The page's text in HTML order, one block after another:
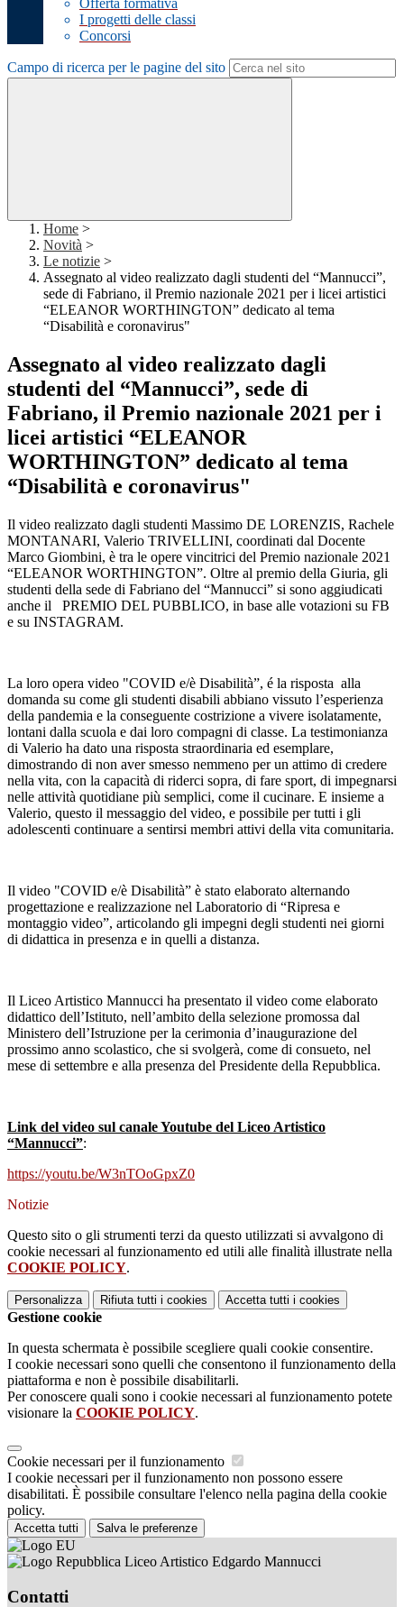
Offerta formativa
I progetti delle classi
Concorsi
Campo di ricerca per le pagine del sito
Home >
Novità >
Le notizie >
Assegnato al video realizzato dagli studenti del “Mannucci”,
sede di Fabriano, il Premio nazionale 2021 per i licei artistici
“ELEANOR WORTHINGTON” dedicato al tema
“Disabilità e coronavirus"
Assegnato al video realizzato dagli
studenti del “Mannucci”, sede di
Fabriano, il Premio nazionale 2021 per i
licei artistici “ELEANOR
WORTHINGTON” dedicato al tema
“Disabilità e coronavirus"
Il video realizzato dagli studenti Massimo DE LORENZIS, Rachele
MONTANARI, Valerio TRIVELLINI, coordinati dal Docente
Marco Giombini, è tra le opere vincitrici del Premio nazionale 2021
“ELEANOR WORTHINGTON”. Oltre al premio della Giuria, gli
studenti della sede di Fabriano del “Mannucci” si sono aggiudicati
anche il PREMIO DEL PUBBLICO, in base alle votazioni su FB
e su INSTAGRAM.
La loro opera video "COVID e/è Disabilità”, é la risposta alla
domanda su come gli studenti disabili abbiano vissuto l’esperienza
della pandemia e la conseguente costrizione a vivere isolatamente,
lontani dalla scuola e dai loro compagni di classe. La testimonianza
di Valerio ha dato una risposta straordinaria ed esemplare,
dimostrando di non aver smesso nemmeno per un attimo di credere
nella vita, con la capacità di riderci sopra, di fare sport, di impegnarsi
nelle attività quotidiane più semplici, come il cucinare. E insieme a
Valerio, questo il messaggio del video, e possibile per tutti i gli
adolescenti continuare a sentirsi membri attivi della vita comunitaria.
Il video "COVID e/è Disabilità” è stato elaborato alternando
progettazione e realizzazione nel Laboratorio di “Ripresa e
montaggio video”, articolando gli impegni degli studenti nei giorni
di didattica in presenza e in quelli a distanza.
Il Liceo Artistico Mannucci ha presentato il video come elaborato
didattico dell’Istituto, nell’ambito della selezione promossa dal
Ministero dell’Istruzione per la cerimonia d’inaugurazione del
prossimo anno scolastico, che si svolgerà, come di consueto, nel
mese di settembre e alla presenza del Presidente della Repubblica.
Link del video sul canale Youtube del Liceo Artistico
“Mannucci”:
https://youtu.be/W3nTOoGpxZ0
Notizie
Questo sito o gli strumenti terzi da questo utilizzati si avvalgono di
cookie necessari al funzionamento ed utili alle finalità illustrate nella
COOKIE POLICY.
Personalizza Rifiuta tutti i cookies Accetta tutti i cookies
Gestione cookie
In questa schermata è possibile scegliere quali cookie consentire.
I cookie necessari sono quelli che consentono il funzionamento della
piattaforma e non è possibile disabilitarli.
Per conoscere quali sono i cookie necessari al funzionamento potete
visionare la COOKIE POLICY.
Cookie necessari per il funzionamento
I cookie necessari per il funzionamento non possono essere
disabilitati. È possibile consultare l'elenco nella pagina della cookie
policy.
Accetta tutti Salva le preferenze
Liceo Artistico Edgardo Mannucci
Contatti